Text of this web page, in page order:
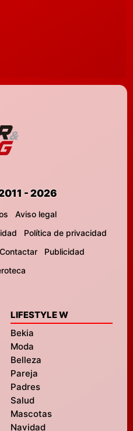
- 2026
Aviso legal
Política de privacidad
Contactar
Publicidad
LIFESTYLE W
Bekia
Moda
Belleza
Pareja
Padres
Salud
Mascotas
Navidad